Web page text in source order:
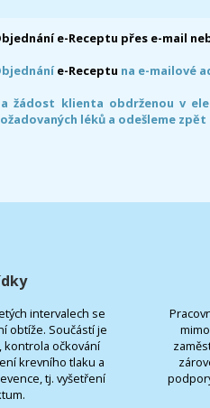
e-Receptu přes e-mail
e-Receptu na e-mailové
žádost klienta obdrženou v
léků a odešleme
intervalech se
obtíže. Součástí je
kontrola očkování
krevního tlaku a
tj. vyšetření